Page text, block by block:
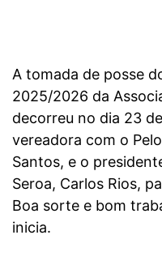
A tomada de posse
2025/2026 da
decorreu no dia 23
vereadora com o
Santos, e o
Seroa, Carlos Rios,
Boa sorte e bom
inicia.